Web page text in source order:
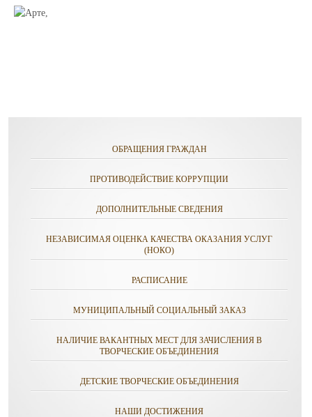
ОБРАЩЕНИЯ ГРАЖДАН
ПРОТИВОДЕЙСТВИЕ КОРРУПЦИИ
ДОПОЛНИТЕЛЬНЫЕ СВЕДЕНИЯ
НЕЗАВИСИМАЯ ОЦЕНКА КАЧЕСТВА ОКАЗАНИЯ УСЛУГ
(НОКО)
РАСПИСАНИЕ
МУНИЦИПАЛЬНЫЙ СОЦИАЛЬНЫЙ ЗАКАЗ
НАЛИЧИЕ ВАКАНТНЫХ МЕСТ ДЛЯ ЗАЧИСЛЕНИЯ В
ТВОРЧЕСКИЕ ОБЪЕДИНЕНИЯ
ДЕТСКИЕ ТВОРЧЕСКИЕ ОБЪЕДИНЕНИЯ
НАШИ ДОСТИЖЕНИЯ